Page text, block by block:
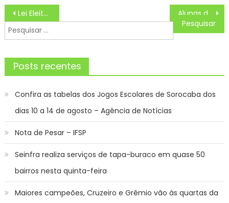
Navegação
de
Post
Lei Eleitoral
Pesquisar
por:
Posts recentes
Confira as tabelas dos Jogos Escolares de Sorocaba dos
dias 10 a 14 de agosto – Agência de Notícias
Nota de Pesar – IFSP
Seinfra realiza serviços de tapa-buraco em quase 50
bairros nesta quinta-feira
Maiores campeões, Cruzeiro e Grêmio vão às quartas da